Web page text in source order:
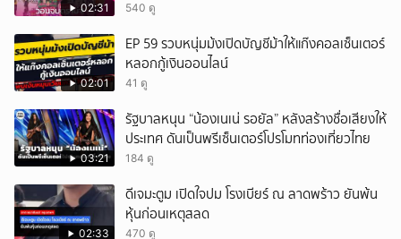
02:31 540 ดู
02:01
EP 59 รวบหนุ่มม้งเปิดบัญชีม้าให้แก๊งคอลเซ็นเตอร์
หลอกกู้เงินออนไลน์
41 ดู
03:21
รัฐบาลหนุน “น้องเนเน่ รอยัล” หลังสร้างชื่อเสียงให้
ประเทศ ดันเป็นพรีเซ็นเตอร์โปรโมทท่องเที่ยวไทย
184 ดู
02:33
ดีเจมะตูม เปิดใจปม โรงเบียร์ ณ ลาดพร้าว ยันพ้น
หุ้นก่อนเหตุสลด
470 ดู